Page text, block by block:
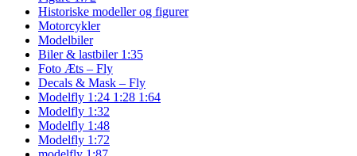
Historiske modeller og figurer
Motorcykler
Modelbiler
Biler & lastbiler 1:35
Foto Æts – Fly
Decals & Mask – Fly
Modelfly 1:24 1:28 1:64
Modelfly 1:32
Modelfly 1:48
Modelfly 1:72